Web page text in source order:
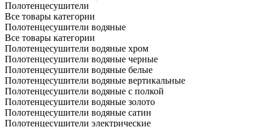
Полотенцесушители
Все товары категории
Полотенцесушители водяные
Все товары категории
Полотенцесушители водяные хром
Полотенцесушители водяные черные
Полотенцесушители водяные белые
Полотенцесушители водяные вертикальные
Полотенцесушители водяные с полкой
Полотенцесушители водяные золото
Полотенцесушители водяные сатин
Полотенцесушители электрические